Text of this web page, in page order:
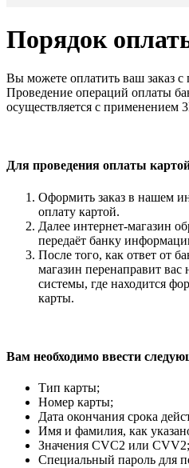
Порядок
Вы можете оплатить ваш заказ
Проведение операций оплаты
осуществляется с применением
Для проведения оплаты
Оформить заказ в нашем
оплату картой.
Далее интернет-магазин
передаёт банку
После того, как ответ от
магазин перенаправит
системы, где находится
карты.
Вам необходимо ввести
Тип карты;
Номер карты;
Дата окончания срока
Имя и фамилия, как
Значения CVC2 или CVV2;
Специальный пароль для